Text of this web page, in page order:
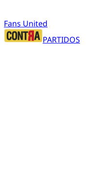
Fans United
PARTIDOS